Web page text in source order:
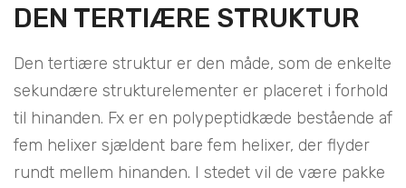
DEN TERTIÆRE STRUKTUR
Den tertiære struktur er den måde, som de enkelte
sekundære strukturelementer er placeret i forhold
til hinanden. Fx er en polypeptidkæde bestående af
fem helixer sjældent bare fem helixer, der flyder
rundt mellem hinanden. I stedet vil de være pakke